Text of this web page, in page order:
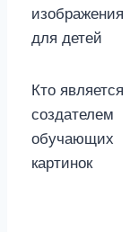
изображения
для детей
Кто является
создателем
обучающих
картинок